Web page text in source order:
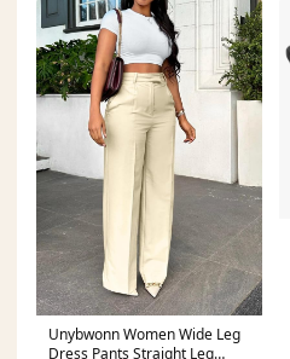
Unybwonn Women Wide Leg
Dress Pants Straight Leg